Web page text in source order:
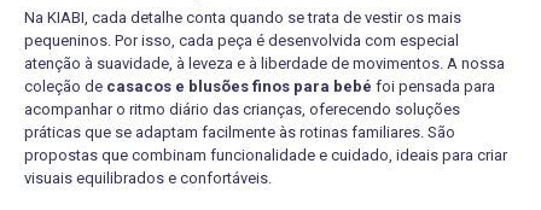
Na KIABI, cada detalhe conta quando se trata de vestir os mais
pequeninos. Por isso, cada peça é desenvolvida com especial
atenção à suavidade, à leveza e à liberdade de movimentos. A nossa
coleção de casacos e blusões finos para bebé foi pensada para
acompanhar o ritmo diário das crianças, oferecendo soluções
práticas que se adaptam facilmente às rotinas familiares. São
propostas que combinam funcionalidade e cuidado, ideais para criar
visuais equilibrados e confortáveis.